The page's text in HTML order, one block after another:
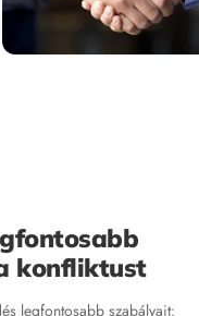
konfliktust
legfontosabb szabályait: